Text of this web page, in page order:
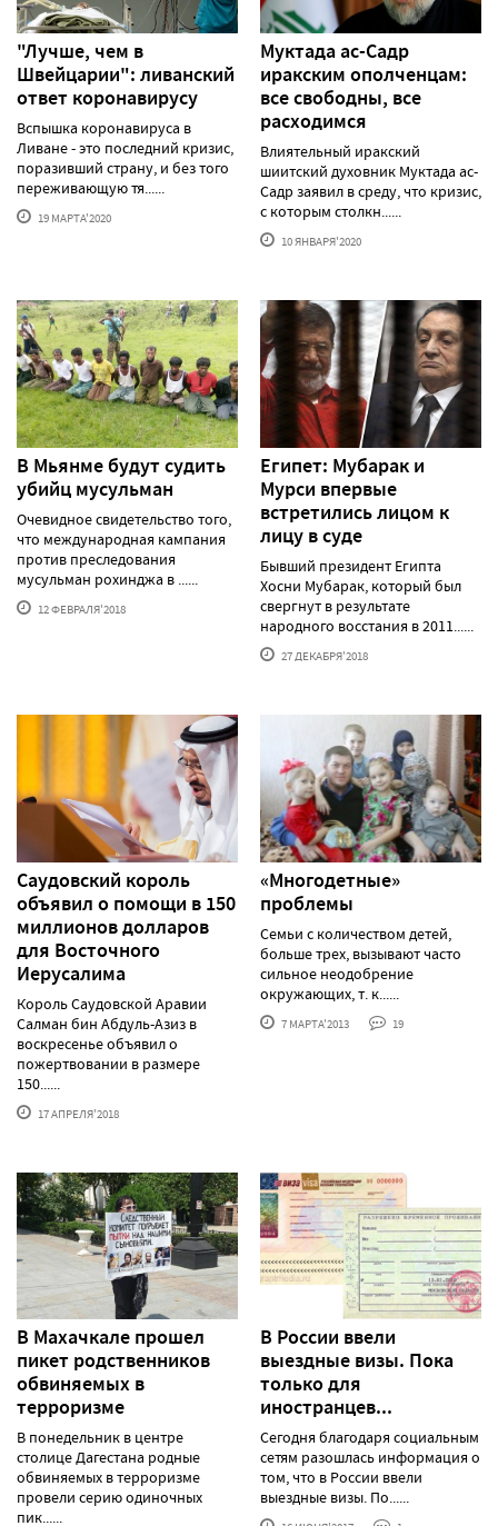
"Лучше, чем в
Швейцарии": ливанский
ответ коронавирусу
Вспышка коронавируса в
Ливане - это последний кризис,
поразивший страну, и без того
переживающую тя......
19 МАРТА'2020
Муктада ас-Садр
иракским ополченцам:
все свободны, все
расходимся
Влиятельный иракский
шиитский духовник Муктада ас-
Садр заявил в среду, что кризис,
с которым столкн......
10 ЯНВАРЯ'2020
В Мьянме будут судить
убийц мусульман
Очевидное свидетельство того,
что международная кампания
против преследования
мусульман рохинджа в ......
12 ФЕВРАЛЯ'2018
Египет: Мубарак и
Мурси впервые
встретились лицом к
лицу в суде
Бывший президент Египта
Хосни Мубарак, который был
свергнут в результате
народного восстания в 2011......
27 ДЕКАБРЯ'2018
Саудовский король
объявил о помощи в 150
миллионов долларов
для Восточного
Иерусалима
Король Саудовской Аравии
Салман бин Абдуль-Азиз в
воскресенье объявил о
пожертвовании в размере
150......
17 АПРЕЛЯ'2018
«Многодетные»
проблемы
Семьи с количеством детей,
больше трех, вызывают часто
сильное неодобрение
окружающих, т. к......
7 МАРТА'2013 19
В Махачкале прошел
пикет родственников
обвиняемых в
терроризме
В понедельник в центре
столице Дагестана родные
обвиняемых в терроризме
провели серию одиночных
пик......
В России ввели
выездные визы. Пока
только для
иностранцев...
Сегодня благодаря социальным
сетям разошлась информация о
том, что в России ввели
выездные визы. По......